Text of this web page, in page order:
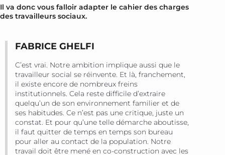
Il va donc vous falloir adapter le cahier des charges
des travailleurs sociaux.
FABRICE GHELFI
C’est vrai. Notre ambition implique aussi que le
travailleur social se réinvente. Et là, franchement,
il existe encore de nombreux freins
institutionnels. Cela reste difficile d’extraire
quelqu’un de son environnement familier et de
ses habitudes. Ce n’est pas une critique, juste un
constat. Et pour qu’une telle démarche aboutisse,
il faut quitter de temps en temps son bureau
pour aller au contact de la population. Notre
travail doit être mené en co-construction avec les